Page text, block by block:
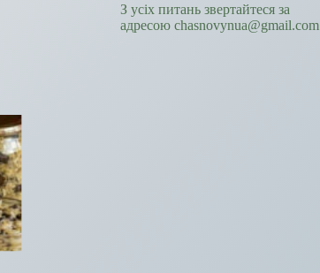
З усіх питань звертайтеся за
адресою chasnovynua@gmail.com